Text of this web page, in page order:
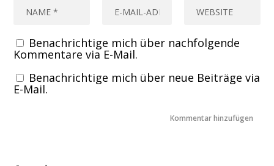
Benachrichtige mich über nachfolgende
Kommentare via E-Mail.
Benachrichtige mich über neue Beiträge via
E-Mail.